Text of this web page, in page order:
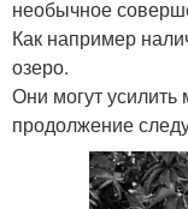
необычное
Как например
озеро.
Они могут усилить
продолжение